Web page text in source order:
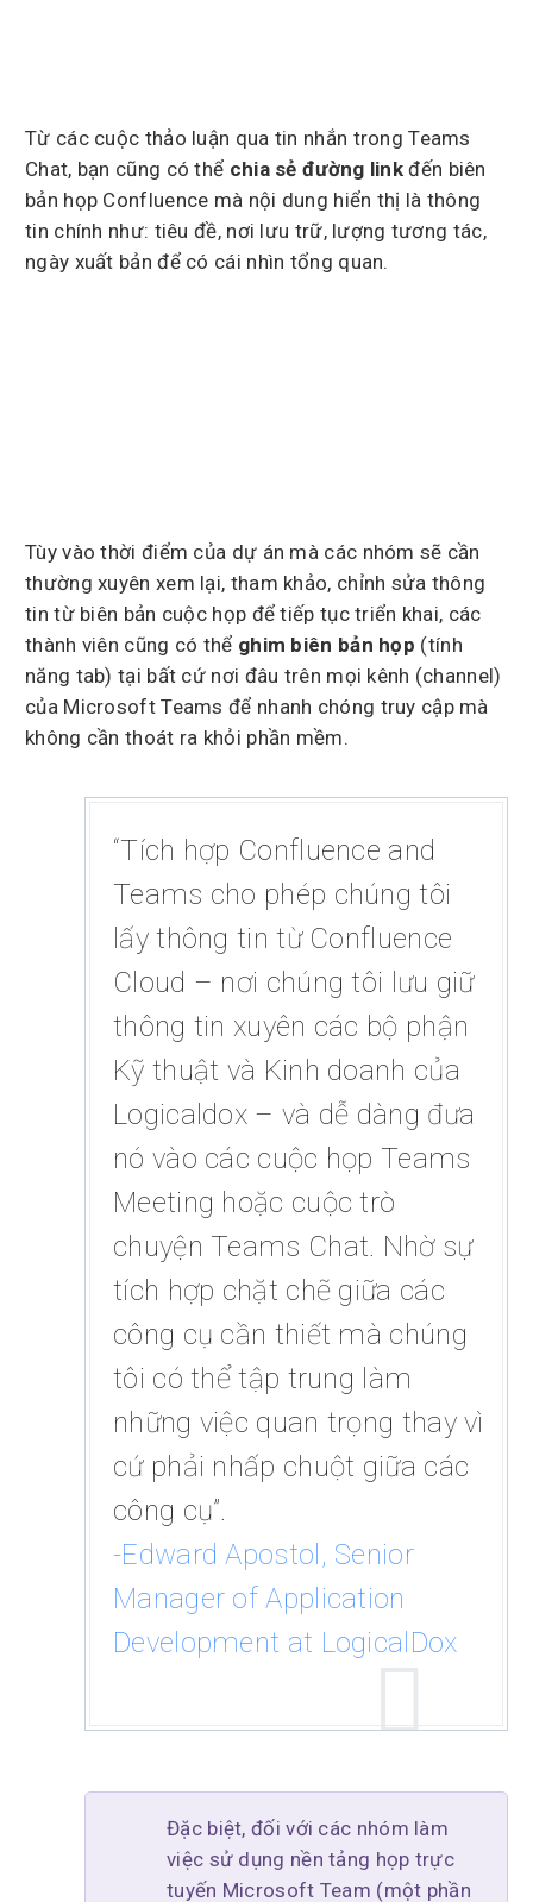
Từ các cuộc thảo luận qua tin nhắn trong Teams
Chat, bạn cũng có thể chia sẻ đường link đến biên
bản họp Confluence mà nội dung hiển thị là thông
tin chính như: tiêu đề, nơi lưu trữ, lượng tương tác,
ngày xuất bản để có cái nhìn tổng quan.
Tùy vào thời điểm của dự án mà các nhóm sẽ cần
thường xuyên xem lại, tham khảo, chỉnh sửa thông
tin từ biên bản cuộc họp để tiếp tục triển khai, các
thành viên cũng có thể ghim biên bản họp (tính
năng tab) tại bất cứ nơi đâu trên mọi kênh (channel)
của Microsoft Teams để nhanh chóng truy cập mà
không cần thoát ra khỏi phần mềm.
“Tích hợp Confluence and
Teams cho phép chúng tôi
lấy thông tin từ Confluence
Cloud – nơi chúng tôi lưu giữ
thông tin xuyên các bộ phận
Kỹ thuật và Kinh doanh của
Logicaldox – và dễ dàng đưa
nó vào các cuộc họp Teams
Meeting hoặc cuộc trò
chuyện Teams Chat. Nhờ sự
tích hợp chặt chẽ giữa các
công cụ cần thiết mà chúng
tôi có thể tập trung làm
những việc quan trọng thay vì
cứ phải nhấp chuột giữa các
công cụ”.
-Edward Apostol, Senior
Manager of Application
Development at LogicalDox
Đặc biệt, đối với các nhóm làm
việc sử dụng nền tảng họp trực
tuyến Microsoft Team (một phần